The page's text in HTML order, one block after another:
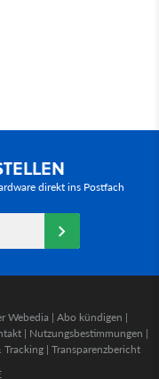
direkt ins Postfach
Webedia | Abo kündigen |
| Nutzungsbestimmungen |
Tracking | Transparenzbericht